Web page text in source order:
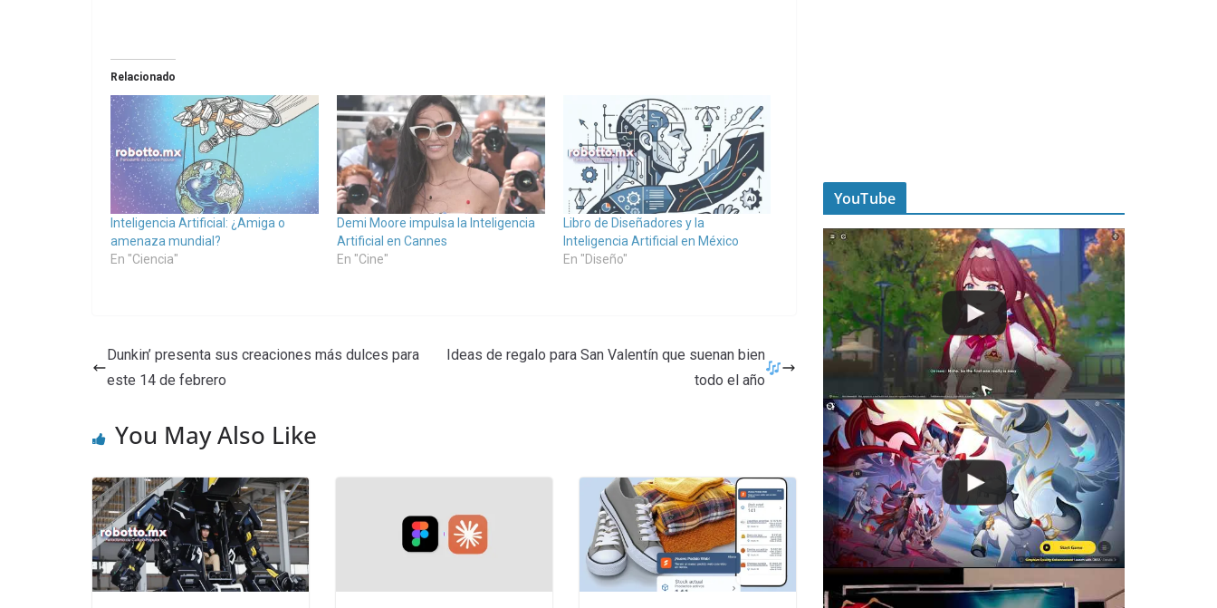
Relacionado
Inteligencia Artificial: ¿Amiga o
amenaza mundial?
En "Ciencia"
Demi Moore impulsa la Inteligencia
Artificial en Cannes
En "Cine"
Libro de Diseñadores y la
Inteligencia Artificial en México
En "Diseño"
Dunkin’ presenta sus creaciones más dulces para
este 14 de febrero
Ideas de regalo para San Valentín que suenan bien
todo el año
You May Also Like
YouTube